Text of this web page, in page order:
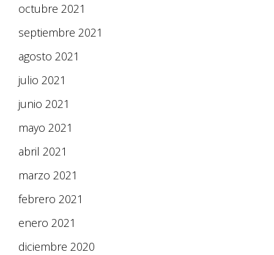
octubre 2021
septiembre 2021
agosto 2021
julio 2021
junio 2021
mayo 2021
abril 2021
marzo 2021
febrero 2021
enero 2021
diciembre 2020